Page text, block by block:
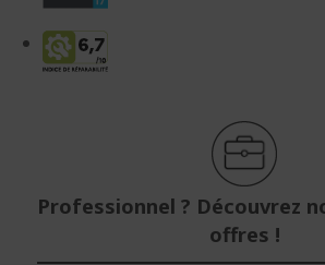
Professionnel ? Découvrez
offres !